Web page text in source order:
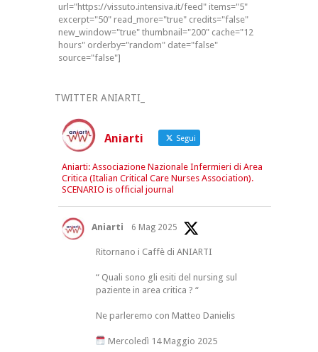
url="https://vissuto.intensiva.it/feed" items="5"
excerpt="50" read_more="true" credits="false"
new_window="true" thumbnail="200" cache="12
hours" orderby="random" date="false"
source="false"]
TWITTER ANIARTI_
Aniarti Segui
Aniarti: Associazione Nazionale Infermieri di Area
Critica (Italian Critical Care Nurses Association).
SCENARIO is official journal
Aniarti 6 Mag 2025
Ritornano i Caffè di ANIARTI
“ Quali sono gli esiti del nursing sul
paziente in area critica ? “
Ne parleremo con Matteo Danielis
Mercoledì 14 Maggio 2025